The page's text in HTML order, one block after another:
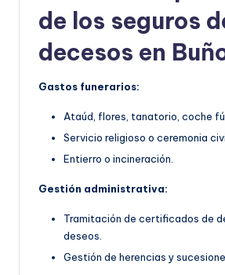
de los seguros
decesos en
Gastos funerarios:
Ataúd, flores, tanatorio, coche
Servicio religioso o ceremonia
Entierro o incineración.
Gestión administrativa:
Tramitación de certificados de
deseos.
Gestión de herencias y